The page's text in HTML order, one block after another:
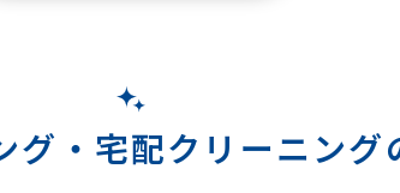
グ・ 宅配クリーニング